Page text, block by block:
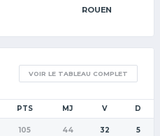
ROUEN
VOIR LE TABLEAU COMPLET
PTS MJ V D
105 44 32 5